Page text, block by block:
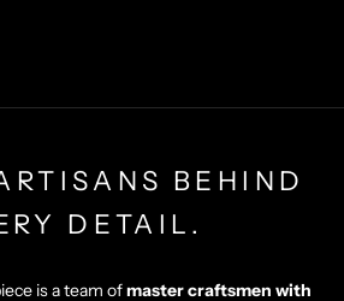
BEHIND
DETAIL.
is a team ofmaster craftsmen with